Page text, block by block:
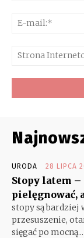
URODA 28 LIPCA
Stopy latem –
pielęgnować,
stopy są bardziej
przesuszenie,
sięgać po mocną...